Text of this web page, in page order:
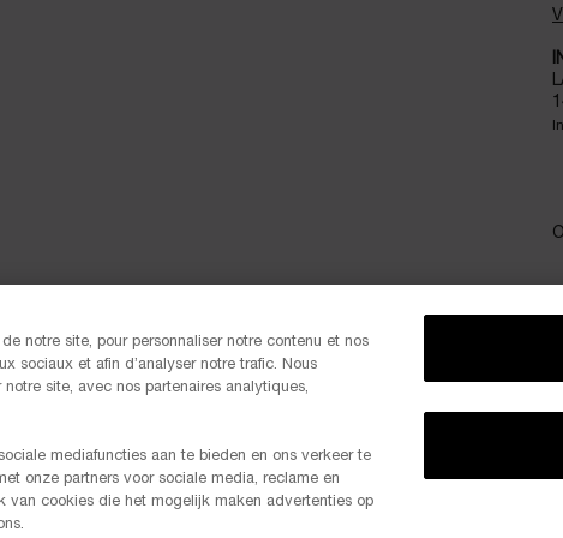
notre site, pour personnaliser notre contenu et nos
sociaux et afin d’analyser notre trafic. Nous
site, avec nos partenaires analytiques,
mediafuncties aan te bieden en ons verkeer te
onze partners voor sociale media, reclame en
van cookies die het mogelijk maken advertenties op